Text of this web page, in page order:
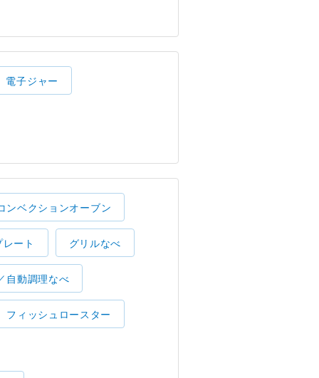
電子ジャー
ンベクションオーブン
ート グリルなべ
自動調理なべ
フィッシュロースター